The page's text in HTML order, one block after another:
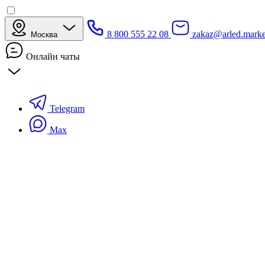
Москва 8 800 555 22 08
Онлайн чаты
Telegram
Max